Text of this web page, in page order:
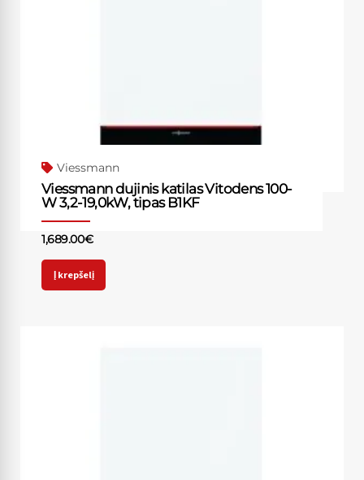
Viessmann
Viessmann dujinis katilas Vitodens 100-
W 3,2-19,0kW, tipas B1KF
1,689.00€
Į krepšelį